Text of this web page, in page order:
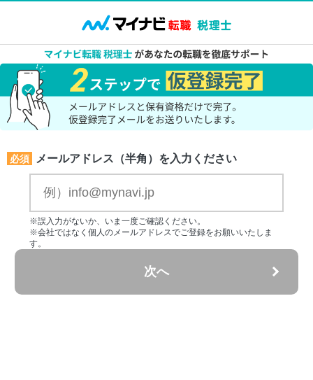
必須 メールアドレス（半角）を入力ください
※誤入力がないか、いま一度ご確認ください。
※会社ではなく個人のメールアドレスでご登録をお願いいたしま
す。
次へ